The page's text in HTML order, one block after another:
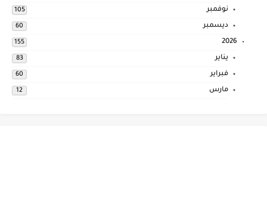
نوفمبر 105
ديسمبر 60
2026
155
يناير 83
فبراير 60
مارس 12